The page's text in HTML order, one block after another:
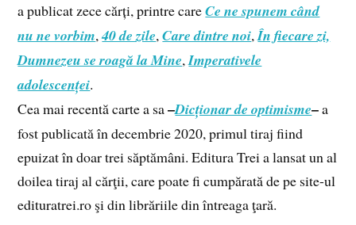
a publicat zece cărți, printre careCe ne spunem când
nu ne vorbim,40 de zile,Care dintre noi,În fiecare zi,
Dumnezeu se roagă la Mine,Imperativele
adolescenței.
Cea mai recentă carte a sa–Dicționar de optimisme–a
fost publicată în decembrie 2020, primul tiraj fiind
epuizat în doar trei săptămâni. Editura Trei a lansat un al
doilea tiraj al cărţii, care poate fi cumpărată de pe site-ul
edituratrei.ro şi din librăriile din întreaga ţară.